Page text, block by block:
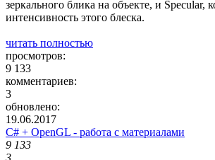
зеркального блика на объекте, и Specular,
интенсивность этого блеска.
читать полностью
просмотров:
9 133
комментариев:
3
обновлено:
19.06.2017
C# + OpenGL - работа с материалами
9 133
3